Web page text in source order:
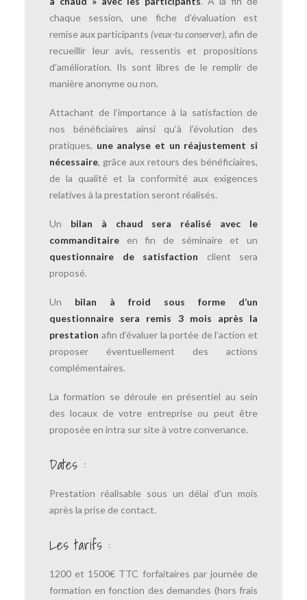
chaque session, une fiche d’évaluation est
remise aux participants (veux-tu conserver), afin de
recueillir leur avis, ressentis et propositions
d’amélioration. Ils sont libres de le remplir de
manière anonyme ou non.
Attachant de l’importance à la satisfaction de
nos bénéficiaires ainsi qu’à l’évolution des
pratiques, une analyse et un réajustement si
nécessaire, grâce aux retours des bénéficiaires,
de la qualité et la conformité aux exigences
relatives à la prestation seront réalisés.
Un bilan à chaud sera réalisé avec le
commanditaire en fin de séminaire et un
questionnaire de satisfaction client sera
proposé.
Un bilan à froid sous forme d’un
questionnaire sera remis 3 mois après la
prestation afin d’évaluer la portée de l’action et
proposer éventuellement des actions
complémentaires.
La formation se déroule en présentiel au sein
des locaux de votre entreprise ou peut être
proposée en intra sur site à votre convenance.
Dates :
Prestation réalisable sous un délai d’un mois
après la prise de contact.
Les tarifs :
1200 et 1500€ TTC forfaitaires par journée de
formation en fonction des demandes (hors frais